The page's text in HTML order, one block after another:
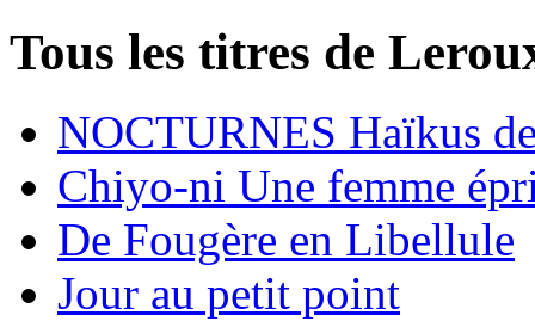
Tous les titres de
NOCTURNES Haïkus
Chiyo-ni Une femme
De Fougère en Libellule
Jour au petit point